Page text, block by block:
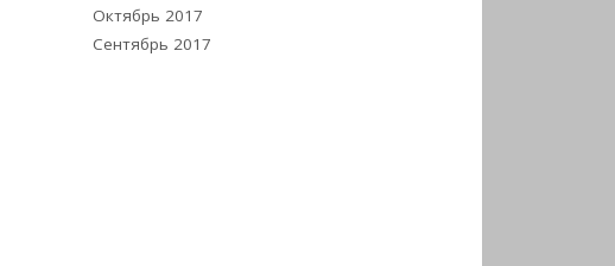
Октябрь 2017
Сентябрь 2017